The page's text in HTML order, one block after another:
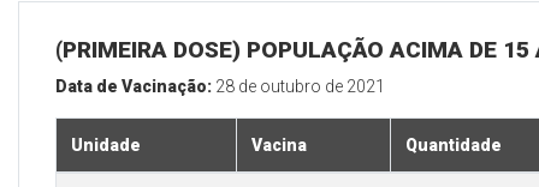
(PRIMEIRA DOSE) POPULAÇÃO ACIMA DE 15
Data de Vacinação: 28 de outubro de 2021
Unidade Vacina Quantidade